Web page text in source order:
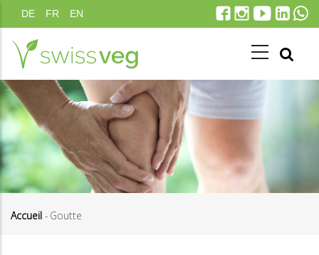
au
contenu
principal
DE FR EN
Accueil - Goutte